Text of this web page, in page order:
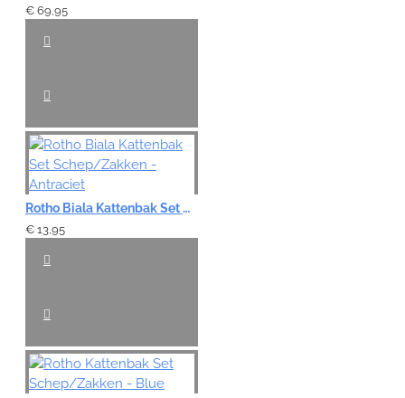
€ 69,95
Rotho Biala Kattenbak Set Schep/Zakken - Antraciet
€ 13,95